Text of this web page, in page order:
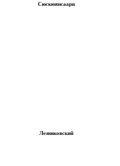
Сюскюянсаари
Лезниковский